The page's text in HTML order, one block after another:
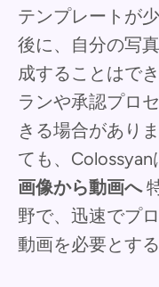
テンプレートが
後に、自分の写
成することはで
ランや承認プロ
きる場合があり
ても、Colossyan
画像から動画へ
野で、迅速でプ
動画を必要とす